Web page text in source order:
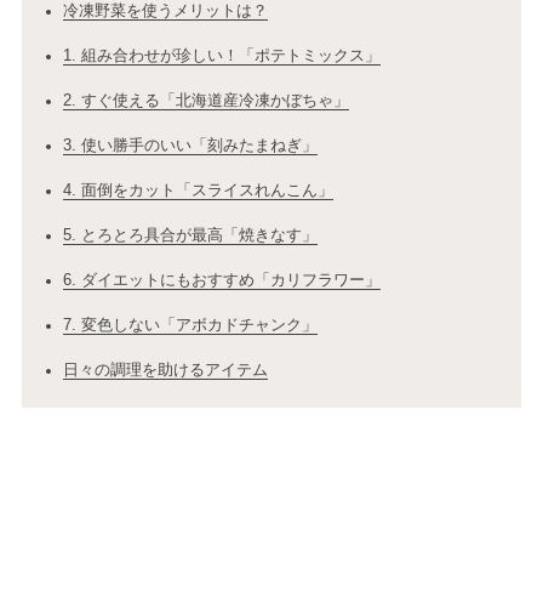
冷凍野菜を使うメリットは？
1. 組み合わせが珍しい！「ポテトミックス」
2. すぐ使える「北海道産冷凍かぼちゃ」
3. 使い勝手のいい「刻みたまねぎ」
4. 面倒をカット「スライスれんこん」
5. とろとろ具合が最高「焼きなす」
6. ダイエットにもおすすめ「カリフラワー」
7. 変色しない「アボカドチャンク」
日々の調理を助けるアイテム